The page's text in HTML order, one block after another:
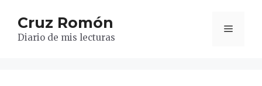
contenido
Cruz Romón
Diario de mis lecturas
Menú